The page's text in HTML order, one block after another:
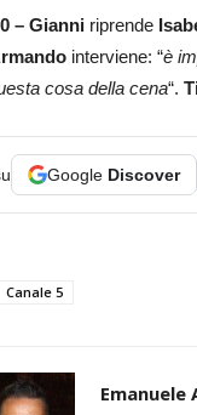
– Gianni riprende
interviene: “è
cosa della cena“.
Google Discover
Canale 5
Emanuele